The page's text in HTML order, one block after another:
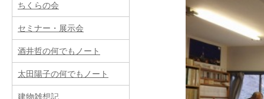
新築
リフォーム（改築
費用
ちくらの会
セミナー・展示会
酒井哲の何でもノート
太田陽子の何でもノート
建物雑想記